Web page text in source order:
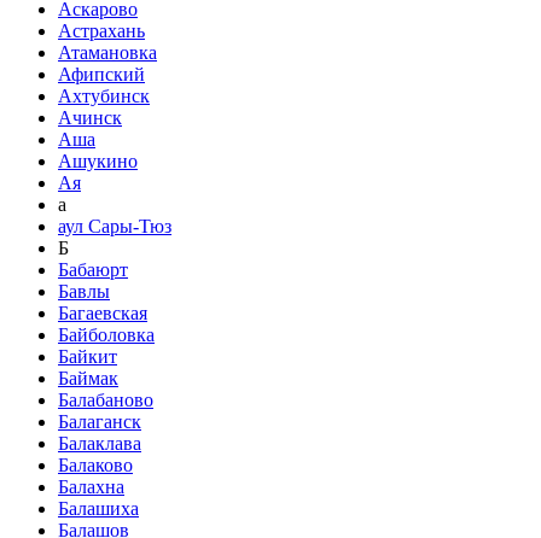
Аскарово
Астрахань
Атамановка
Афипский
Ахтубинск
Ачинск
Аша
Ашукино
Ая
а
аул Сары-Тюз
Б
Бабаюрт
Бавлы
Багаевская
Байболовка
Байкит
Баймак
Балабаново
Балаганск
Балаклава
Балаково
Балахна
Балашиха
Балашов